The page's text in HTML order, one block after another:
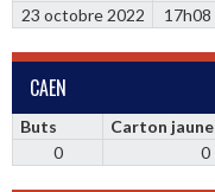
23 octobre 2022
17h08
CAEN
Buts Carton jaune
0
0